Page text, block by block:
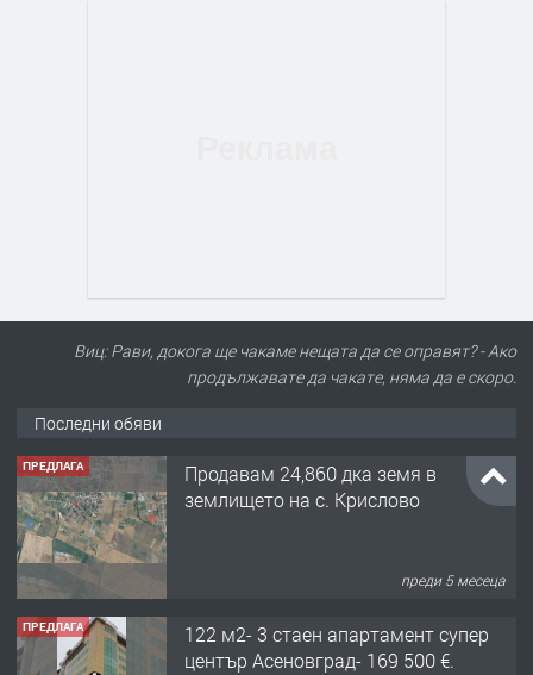
Виц: Рави, докога ще чакаме нещата да се оправят? - Ако
продължавате да чакате, няма да е скоро.
Последни обяви
ПРЕДЛАГА
Продавам 24,860 дка земя в
землището на с. Крислово
преди 5 месеца
ПРЕДЛАГА
122 м2- 3 стаен апартамент супер
център Асеновград- 169 500 €.